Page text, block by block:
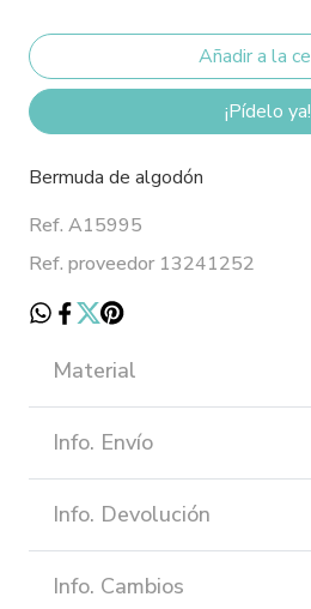
¡Pídelo ya!
Bermuda de algodón
Ref. A15995
Ref. proveedor 13241252
Material
Info. Envío
Info. Devolución
Info. Cambios